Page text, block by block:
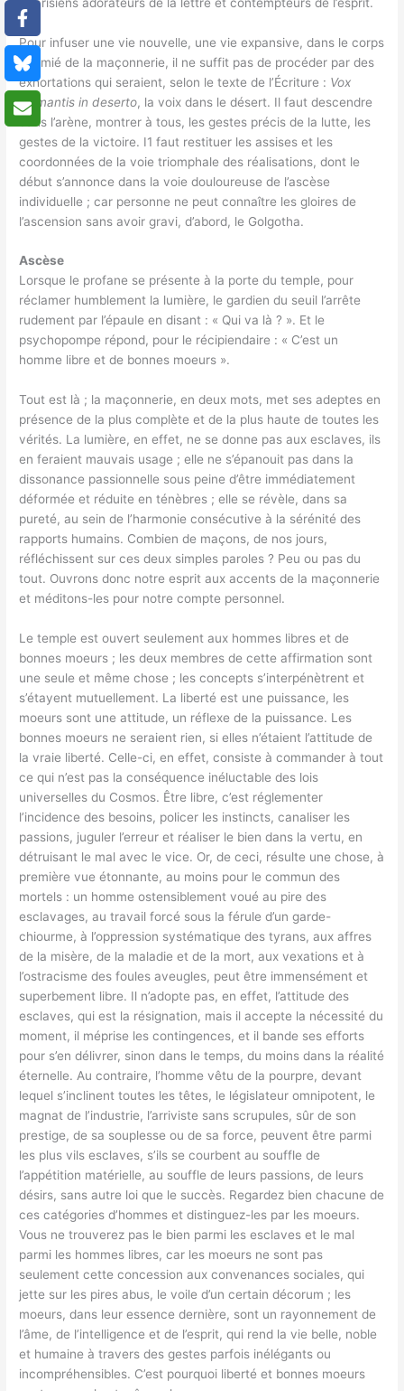
Pour infuser une vie nouvelle, une vie expansive, dans le corps
anémié de la maçonnerie, il ne suffit pas de procéder par des
exhortations qui seraient, selon le texte de l’Écriture : Vox
clamantis in deserto, la voix dans le désert. Il faut descendre
dans l’arène, montrer à tous, les gestes précis de la lutte, les
gestes de la victoire. I1 faut restituer les assises et les
coordonnées de la voie triomphale des réalisations, dont le
début s’annonce dans la voie douloureuse de l’ascèse
individuelle ; car personne ne peut connaître les gloires de
l’ascension sans avoir gravi, d’abord, le Golgotha.
Ascèse
Lorsque le profane se présente à la porte du temple, pour
réclamer humblement la lumière, le gardien du seuil l’arrête
rudement par l’épaule en disant : « Qui va là ? ». Et le
psychopompe répond, pour le récipiendaire : « C’est un
homme libre et de bonnes moeurs ».
Tout est là ; la maçonnerie, en deux mots, met ses adeptes en
présence de la plus complète et de la plus haute de toutes les
vérités. La lumière, en effet, ne se donne pas aux esclaves, ils
en feraient mauvais usage ; elle ne s’épanouit pas dans la
dissonance passionnelle sous peine d’être immédiatement
déformée et réduite en ténèbres ; elle se révèle, dans sa
pureté, au sein de l’harmonie consécutive à la sérénité des
rapports humains. Combien de maçons, de nos jours,
réfléchissent sur ces deux simples paroles ? Peu ou pas du
tout. Ouvrons donc notre esprit aux accents de la maçonnerie
et méditons-les pour notre compte personnel.
Le temple est ouvert seulement aux hommes libres et de
bonnes moeurs ; les deux membres de cette affirmation sont
une seule et même chose ; les concepts s’interpénètrent et
s’étayent mutuellement. La liberté est une puissance, les
moeurs sont une attitude, un réflexe de la puissance. Les
bonnes moeurs ne seraient rien, si elles n’étaient l’attitude de
la vraie liberté. Celle-ci, en effet, consiste à commander à tout
ce qui n’est pas la conséquence inéluctable des lois
universelles du Cosmos. Être libre, c’est réglementer
l’incidence des besoins, policer les instincts, canaliser les
passions, juguler l’erreur et réaliser le bien dans la vertu, en
détruisant le mal avec le vice. Or, de ceci, résulte une chose, à
première vue étonnante, au moins pour le commun des
mortels : un homme ostensiblement voué au pire des
esclavages, au travail forcé sous la férule d’un garde-
chiourme, à l’oppression systématique des tyrans, aux affres
de la misère, de la maladie et de la mort, aux vexations et à
l’ostracisme des foules aveugles, peut être immensément et
superbement libre. Il n’adopte pas, en effet, l’attitude des
esclaves, qui est la résignation, mais il accepte la nécessité du
moment, il méprise les contingences, et il bande ses efforts
pour s’en délivrer, sinon dans le temps, du moins dans la réalité
éternelle. Au contraire, l’homme vêtu de la pourpre, devant
lequel s’inclinent toutes les têtes, le législateur omnipotent, le
magnat de l’industrie, l’arriviste sans scrupules, sûr de son
prestige, de sa souplesse ou de sa force, peuvent être parmi
les plus vils esclaves, s’ils se courbent au souffle de
l’appétition matérielle, au souffle de leurs passions, de leurs
désirs, sans autre loi que le succès. Regardez bien chacune de
ces catégories d’hommes et distinguez-les par les moeurs.
Vous ne trouverez pas le bien parmi les esclaves et le mal
parmi les hommes libres, car les moeurs ne sont pas
seulement cette concession aux convenances sociales, qui
jette sur les pires abus, le voile d’un certain décorum ; les
moeurs, dans leur essence dernière, sont un rayonnement de
l’âme, de l’intelligence et de l’esprit, qui rend la vie belle, noble
et humaine à travers des gestes parfois inélégants ou
incompréhensibles. C’est pourquoi liberté et bonnes moeurs